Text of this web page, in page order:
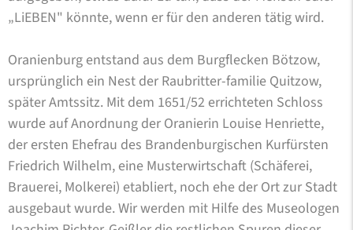
„LiEBEN" könnte, wenn er für den anderen tätig wird.
Oranienburg entstand aus dem Burgflecken Bötzow,
ursprünglich ein Nest der Raubritter-familie Quitzow,
später Amtssitz. Mit dem 1651/52 errichteten Schloss
wurde auf Anordnung der Oranierin Louise Henriette,
der ersten Ehefrau des Brandenburgischen Kurfürsten
Friedrich Wilhelm, eine Musterwirtschaft (Schäferei,
Brauerei, Molkerei) etabliert, noch ehe der Ort zur Stadt
ausgebaut wurde. Wir werden mit Hilfe des Museologen